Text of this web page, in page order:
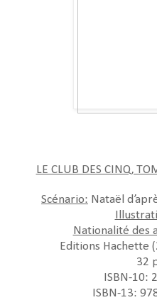
LE CLUB DES CINQ,
Scénario: Nataël
Nationalité des
Editions Hachette
32
ISBN-10:
ISBN-13: